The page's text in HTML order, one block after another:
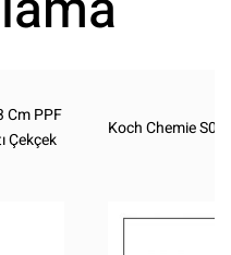
Cm PPF
Çekçek
Koch Chemie